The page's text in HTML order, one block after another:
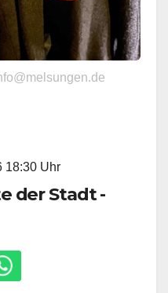
18:30 Uhr
der Stadt -